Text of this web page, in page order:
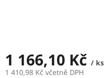
1 166,10 Kč / ks
1 410,98 Kč včetně DPH